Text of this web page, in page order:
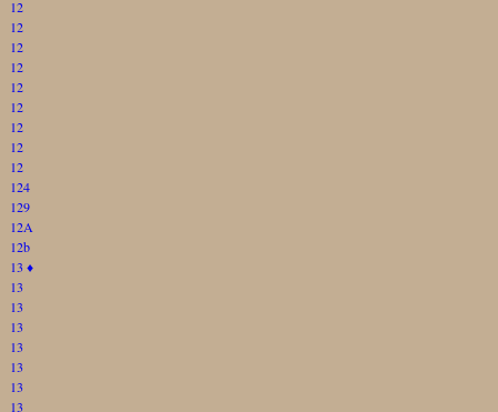
12
12
12
12
12
12
12
12
12
124
129
12A
12b
13 ♦
13
13
13
13
13
13
13